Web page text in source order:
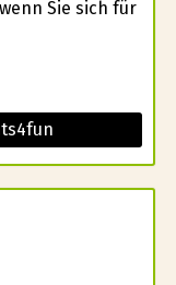
Sie sich für